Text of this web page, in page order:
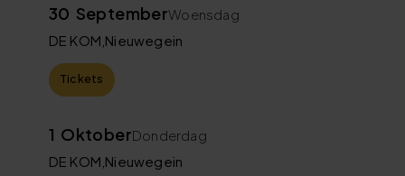
30 SeptemberWoensdag
DE KOM Nieuwegein
Tickets
1 OktoberDonderdag
DE KOM Nieuwegein